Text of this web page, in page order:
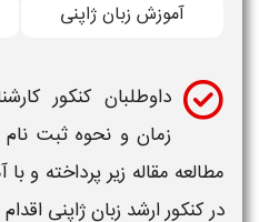
آموزش زبان ژاپنی
داوطلبان کنکور
زمان و نحوه ثبت نام
مطالعه مقاله زیر پرداخته و
درکنکور ارشد زبان ژاپنی